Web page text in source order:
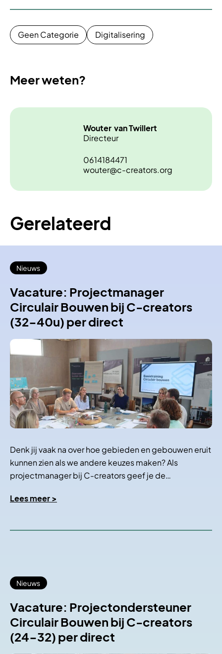
Geen Categorie Digitalisering
Meer weten?
Wouter van Twillert
Directeur
0614184471
wouter@c-creators.org
Gerelateerd
Nieuws
Vacature: Projectmanager
Circulair Bouwen bij C-creators
(32-40u) per direct
Denk jij vaak na over hoe gebieden en gebouwen eruit
kunnen zien als we andere keuzes maken? Als
projectmanager bij C-creators geef je de…
Lees meer >
Nieuws
Vacature: Projectondersteuner
Circulair Bouwen bij C-creators
(24-32) per direct